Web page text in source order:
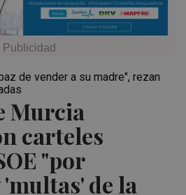
Murcia
carteles
"por
de la
de vender a su madre", rezan